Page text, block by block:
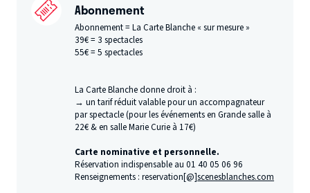
Abonnement
Abonnement = La Carte Blanche « sur mesure »
39€ = 3 spectacles
55€ = 5 spectacles
La Carte Blanche donne droit à :
→ un tarif réduit valable pour un accompagnateur
par spectacle (pour les événements en Grande salle à
22€ & en salle Marie Curie à 17€)
Carte nominative et personnelle.
​Réservation indispensable au 01 40 05 06 96
Renseignements : reservation[@]scenesblanches.com